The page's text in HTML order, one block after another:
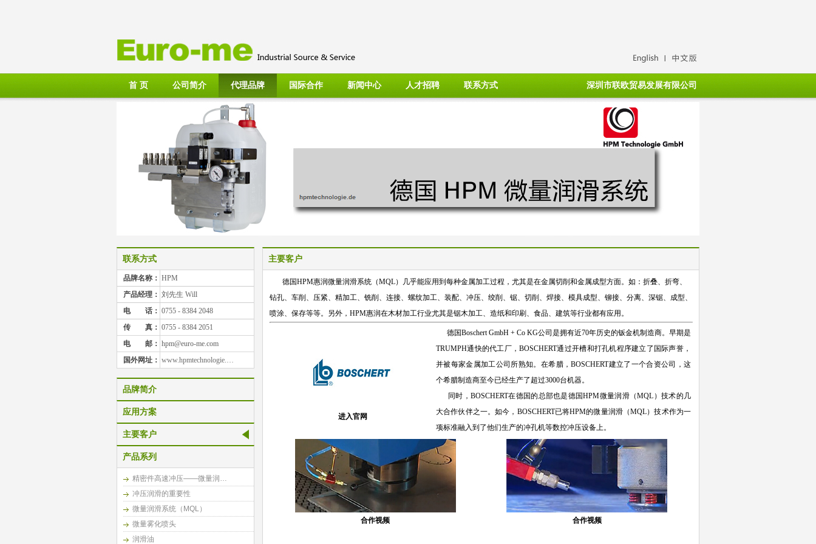
首 页 公司简介 代理品牌 国际合作 新闻中心 人才招聘 联系方式 深圳市联欧贸易发展有限公司
联系方式
品牌名称： HPM
产品经理： 刘先生 Will
电
话： 0755 - 8384 2048
传
真： 0755 - 8384 2051
电
邮： hpm@euro-me.com
国外网址： www.hpmtechnologie.…
品牌简介
应用方案
主要客户
产品系列
精密件高速冲压——微量润…
冲压润滑的重要性
微量润滑系统（MQL）
微量雾化喷头
润滑油
主要客户
德国HPM惠润微量润滑系统（MQL）几乎能应用到每种金属加工过程，尤其是在金属切削和金属成型方面。如：折叠、折弯、
钻孔、车削、压紧、精加工、铣削、连接、螺纹加工、装配、冲压、绞削、锯、切削、焊接、模具成型、铆接、分离、深锯、成型、
喷涂、保存等等。另外，HPM惠润在木材加工行业尤其是锯木加工、造纸和印刷、食品、建筑等行业都有应用。
进入官网
德国Boschert GmbH + Co KG公司是拥有近70年历史的钣金机制造商。早期是
TRUMPH通快的代工厂，BOSCHERT通过开槽和打孔机程序建立了国际声誉，
并被每家金属加工公司所熟知。在希腊，BOSCHERT建立了一个合资公司，这
个希腊制造商至今已经生产了超过3000台机器。
同时，BOSCHERT在德国的总部也是德国HPM微量润滑（MQL）技术的几
大合作伙伴之一。如今，BOSCHERT已将HPM的微量润滑（MQL）技术作为一
项标准融入到了他们生产的冲孔机等数控冲压设备上。
合作视频 合作视频